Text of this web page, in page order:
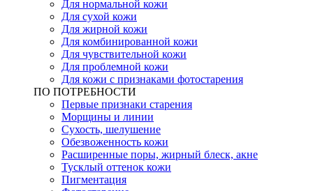
Для нормальной кожи
Для сухой кожи
Для жирной кожи
Для комбинированной кожи
Для чувствительной кожи
Для проблемной кожи
Для кожи с признаками фотостарения
ПО ПОТРЕБНОСТИ
Первые признаки старения
Морщины и линии
Сухость, шелушение
Обезвоженность кожи
Расширенные поры, жирный блеск, акне
Тусклый оттенок кожи
Пигментация